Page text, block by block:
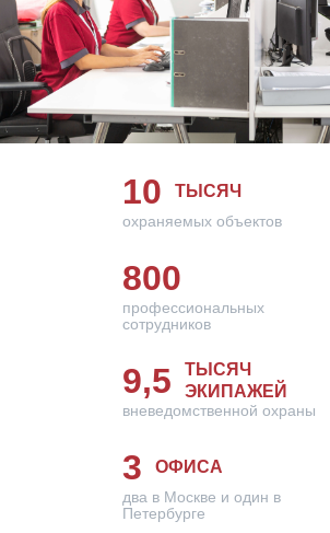
10 ТЫСЯЧ
охраняемых объектов
800
профессиональных
сотрудников
9,5
ТЫСЯЧ
ЭКИПАЖЕЙ
вневедомственной охраны
3 ОФИСА
два в Москве и один в
Петербурге